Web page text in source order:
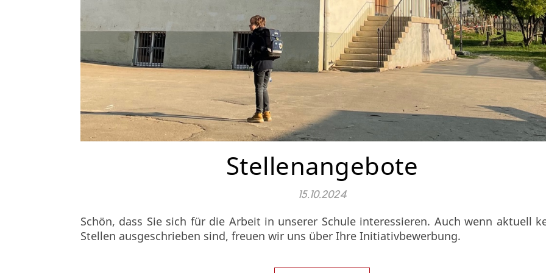
Stellenangebote
15.10.2024
Schön, dass Sie sich für die Arbeit in unserer Schule interessieren. Auch wenn aktuell
Stellen ausgeschrieben sind, freuen wir uns über Ihre Initiativbewerbung.